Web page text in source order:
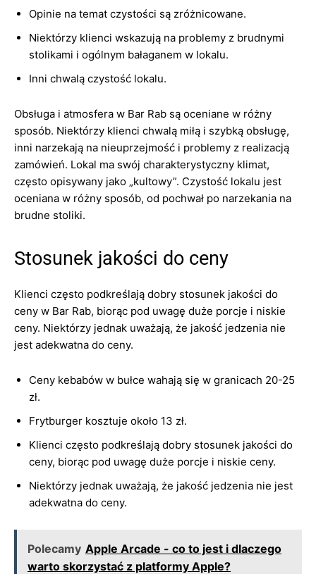
Opinie na temat czystości są zróżnicowane.
Niektórzy klienci wskazują na problemy z brudnymi
stolikami i ogólnym bałaganem w lokalu.
Inni chwalą czystość lokalu.
Obsługa i atmosfera w Bar Rab są oceniane w różny
sposób. Niektórzy klienci chwalą miłą i szybką obsługę,
inni narzekają na nieuprzejmość i problemy z realizacją
zamówień. Lokal ma swój charakterystyczny klimat,
często opisywany jako „kultowy”. Czystość lokalu jest
oceniana w różny sposób, od pochwał po narzekania na
brudne stoliki.
Stosunek jakości do ceny
Klienci często podkreślają dobry stosunek jakości do
ceny w Bar Rab, biorąc pod uwagę duże porcje i niskie
ceny. Niektórzy jednak uważają, że jakość jedzenia nie
jest adekwatna do ceny.
Ceny kebabów w bułce wahają się w granicach 20-25
zł.
Frytburger kosztuje około 13 zł.
Klienci często podkreślają dobry stosunek jakości do
ceny, biorąc pod uwagę duże porcje i niskie ceny.
Niektórzy jednak uważają, że jakość jedzenia nie jest
adekwatna do ceny.
Polecamy Apple Arcade - co to jest i dlaczego
warto skorzystać z platformy Apple?